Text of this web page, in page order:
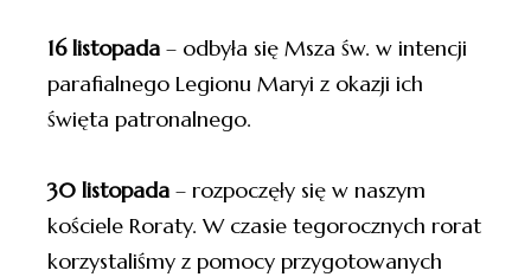
16 listopada – odbyła się Msza św. w intencji
parafialnego Legionu Maryi z okazji ich
święta patronalnego.
30 listopada – rozpoczęły się w naszym
kościele Roraty. W czasie tegorocznych rorat
korzystaliśmy z pomocy przygotowanych